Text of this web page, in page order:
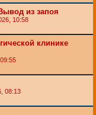
из запоя
10:58
клинике
08:13